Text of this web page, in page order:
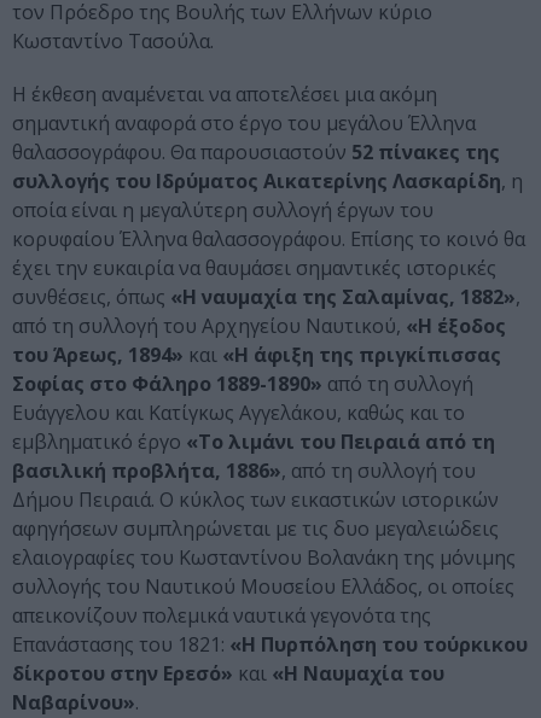
τον Πρόεδρο της Βουλής των Ελλήνων κύριο
Κωσταντίνο Τασούλα.
Η έκθεση αναμένεται να αποτελέσει μια ακόμη
σημαντική αναφορά στο έργο του μεγάλου Έλληνα
θαλασσογράφου. Θα παρουσιαστούν 52 πίνακες της
συλλογής του Ιδρύματος Αικατερίνης Λασκαρίδη, η
οποία είναι η μεγαλύτερη συλλογή έργων του
κορυφαίου Έλληνα θαλασσογράφου. Επίσης το κοινό θα
έχει την ευκαιρία να θαυμάσει σημαντικές ιστορικές
συνθέσεις, όπως «Η ναυμαχία της Σαλαμίνας, 1882»,
από τη συλλογή του Αρχηγείου Ναυτικού, «Η έξοδος
του Άρεως, 1894» και «Η άφιξη της πριγκίπισσας
Σοφίας στο Φάληρο 1889-1890» από τη συλλογή
Ευάγγελου και Κατίγκως Αγγελάκου, καθώς και το
εμβληματικό έργο «Το λιμάνι του Πειραιά από τη
βασιλική προβλήτα, 1886», από τη συλλογή του
Δήμου Πειραιά. Ο κύκλος των εικαστικών ιστορικών
αφηγήσεων συμπληρώνεται με τις δυο μεγαλειώδεις
ελαιογραφίες του Κωσταντίνου Βολανάκη της μόνιμης
συλλογής του Ναυτικού Μουσείου Ελλάδος, οι οποίες
απεικονίζουν πολεμικά ναυτικά γεγονότα της
Επανάστασης του 1821: «Η Πυρπόληση του τούρκικου
δίκροτου στην Ερεσό» και «H Ναυμαχία του
Ναβαρίνου».